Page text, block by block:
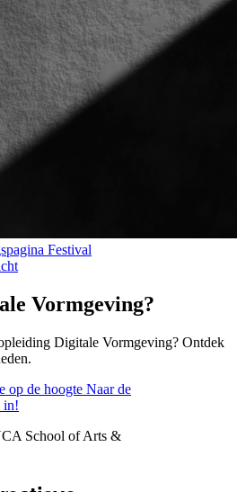
Festival
Vormgeving?
Digitale Vormgeving? Ontdek
op de hoogte Naar de
in!
School of Arts &